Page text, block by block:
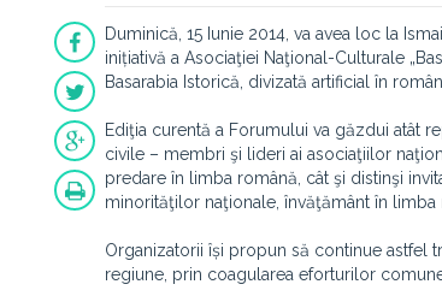
Duminică, 15 Iunie 2014, va avea loc la
inițiativă a Asociaţiei Naţional-Culturale
Basarabia Istorică, divizată artificial în
Ediţia curentă a Forumului va găzdui atât
civile – membri şi lideri ai asociaţiilor
predare în limba română, cât şi distinşi
minorităţilor naţionale, învăţământ în limba
Organizatorii își propun să continue astfel
regiune, prin coagularea eforturilor